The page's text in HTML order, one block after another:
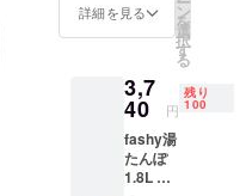
ヨーロッパ
お届けしま
詳細を見る ン
を
選
択
す
る
3,7
40 円
残り
100
fashy湯
たんぽ
1.8L ス